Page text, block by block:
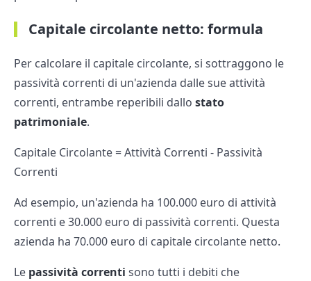
Capitale circolante netto: formula
Per calcolare il capitale circolante, si sottraggono le
passività correnti di un'azienda dalle sue attività
correnti, entrambe reperibili dallo stato
patrimoniale.
Capitale Circolante = Attività Correnti - Passività
Correnti
Ad esempio, un'azienda ha 100.000 euro di attività
correnti e 30.000 euro di passività correnti. Questa
azienda ha 70.000 euro di capitale circolante netto.
Le passività correnti sono tutti i debiti che